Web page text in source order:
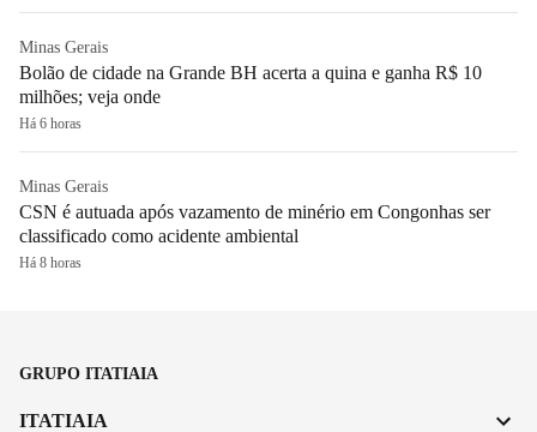
Minas Gerais
Bolão de cidade na Grande BH acerta a quina e ganha R$ 10
milhões; veja onde
Há 6 horas
Minas Gerais
CSN é autuada após vazamento de minério em Congonhas ser
classificado como acidente ambiental
Há 8 horas
GRUPO ITATIAIA
ITATIAIA